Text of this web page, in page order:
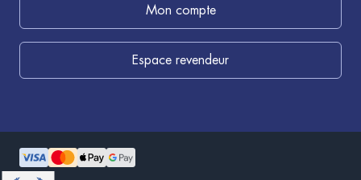
Mon compte
Espace revendeur